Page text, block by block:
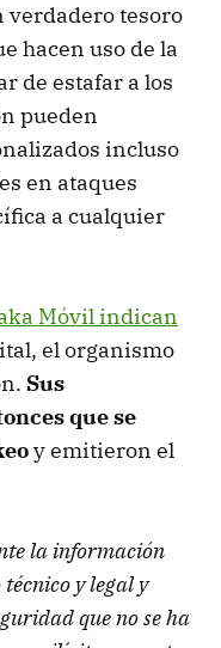
verdadero tesoro
hacen uso de la
de estafar a los
pueden
incluso
en ataques
a cualquier
Móvil indican
el organismo
Sus
que se
y emitieron el
la información
y legal y
que no se ha